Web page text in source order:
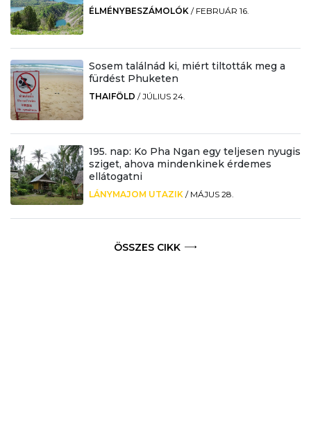
ÉLMÉNYBESZÁMOLÓK / FEBRUÁR 16.
Sosem találnád ki, miért tiltották meg a
fürdést Phuketen
THAIFÖLD /JÚLIUS 24.
195. nap: Ko Pha Ngan egy teljesen nyugis
sziget, ahova mindenkinek érdemes
ellátogatni
LÁNYMAJOM UTAZIK / MÁJUS 28.
ÖSSZES CIKK